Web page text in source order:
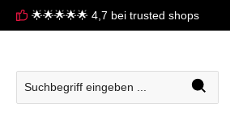
Zur Hauptnavigation
🌟🌟🌟🌟🌟 4,7 bei trusted shops